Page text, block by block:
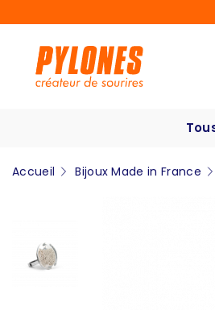
Accueil Bijoux Made in France